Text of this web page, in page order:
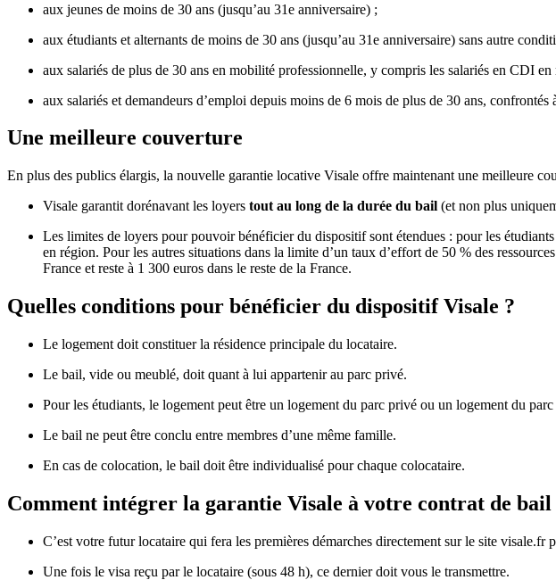
aux jeunes de moins de 30 ans (jusqu’au 31e anniversaire) ;
aux étudiants et alternants de moins de 30 ans (jusqu’au 31e anniversaire) sans autre
aux salariés de plus de 30 ans en mobilité professionnelle, y compris les salariés en CDI
aux salariés et demandeurs d’emploi depuis moins de 6 mois de plus de 30 ans,
Une meilleure couverture
En plus des publics élargis, la nouvelle garantie locative Visale offre maintenant une meilleure
Visale garantit dorénavant les loyers tout au long de la durée du bail (et non plus
Les limites de loyers pour pouvoir bénéficier du dispositif sont étendues : pour les
en région. Pour les autres situations dans la limite d’un taux d’effort de 50 % des
France et reste à 1 300 euros dans le reste de la France.
Quelles conditions pour bénéficier du dispositif Visale ?
Le logement doit constituer la résidence principale du locataire.
Le bail, vide ou meublé, doit quant à lui appartenir au parc privé.
Pour les étudiants, le logement peut être un logement du parc privé ou un logement du
Le bail ne peut être conclu entre membres d’une même famille.
En cas de colocation, le bail doit être individualisé pour chaque colocataire.
Comment intégrer la garantie Visale à votre contrat de bail
C’est votre futur locataire qui fera les premières démarches directement sur le site
Une fois le visa reçu par le locataire (sous 48 h), ce dernier doit vous le transmettre.